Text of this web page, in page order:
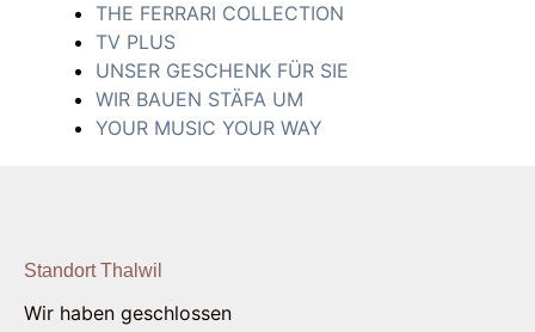
THE FERRARI COLLECTION
TV PLUS
UNSER GESCHENK FÜR SIE
WIR BAUEN STÄFA UM
YOUR MUSIC YOUR WAY
Standort Thalwil
Wir haben geschlossen